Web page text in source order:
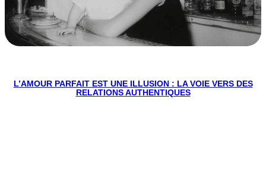
L’AMOUR PARFAIT EST UNE ILLUSION : LA VOIE VERS DES
RELATIONS AUTHENTIQUES